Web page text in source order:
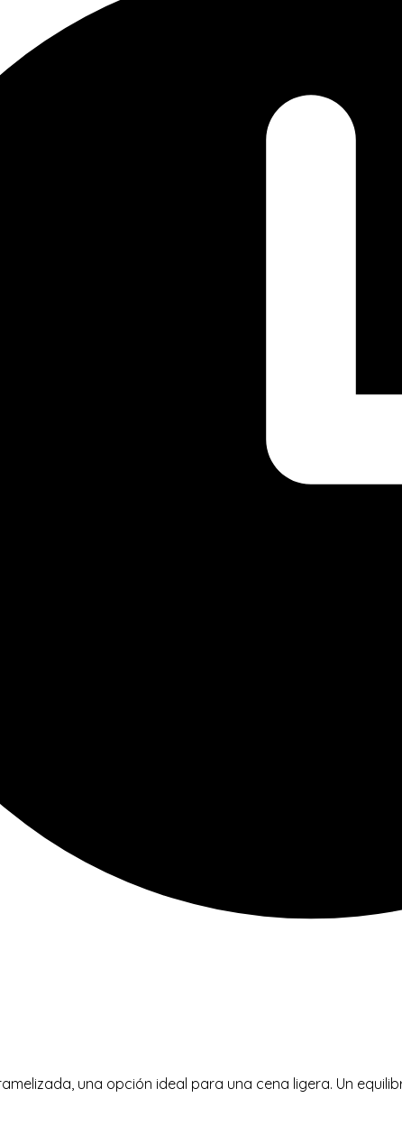
una opción ideal para una cena ligera. Un